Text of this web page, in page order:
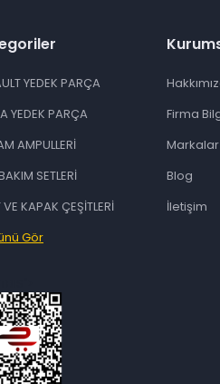
YEDEK PARÇA
YEDEK PARÇA
AMPULLERİ
SETLERİ
KAPAK ÇEŞİTLERİ
Gör
Firma
Markalar
Blog
İletişim